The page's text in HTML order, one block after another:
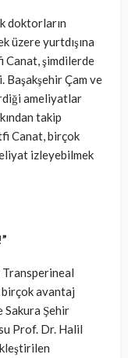
doktorların
üzere yurtdışına
şimdilerde
Çam ve
ameliyatlar
takip
Canat, birçok
izleyebilmek
avantaj
Sakura Şehir
Prof. Dr. Halil